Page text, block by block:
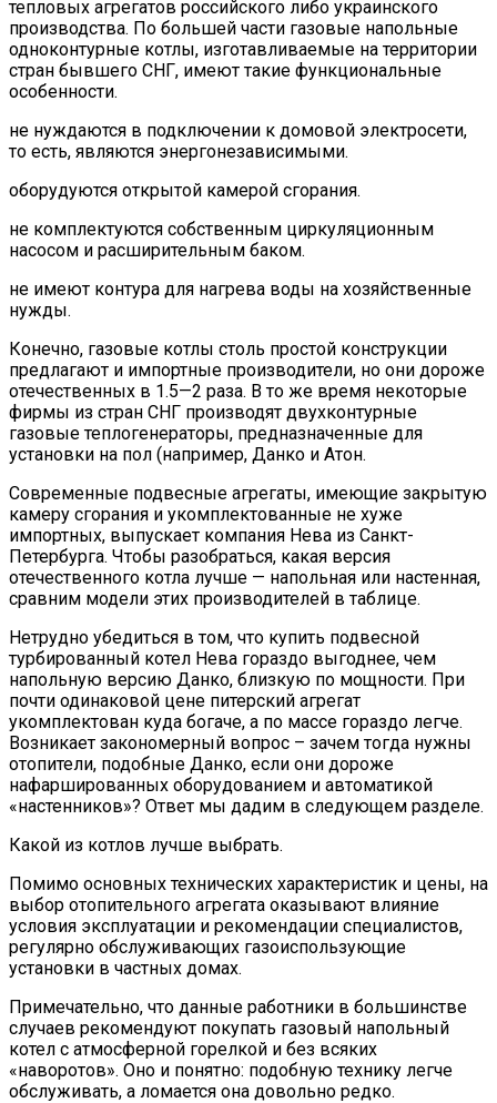
тепловых агрегатов российского либо украинского
производства. По большей части газовые напольные
одноконтурные котлы, изготавливаемые на территории
стран бывшего СНГ, имеют такие функциональные
особенности.
не нуждаются в подключении к домовой электросети,
то есть, являются энергонезависимыми.
оборудуются открытой камерой сгорания.
не комплектуются собственным циркуляционным
насосом и расширительным баком.
не имеют контура для нагрева воды на хозяйственные
нужды.
Конечно, газовые котлы столь простой конструкции
предлагают и импортные производители, но они дороже
отечественных в 1.5—2 раза. В то же время некоторые
фирмы из стран СНГ производят двухконтурные
газовые теплогенераторы, предназначенные для
установки на пол (например, Данко и Атон.
Современные подвесные агрегаты, имеющие закрытую
камеру сгорания и укомплектованные не хуже
импортных, выпускает компания Нева из Санкт-
Петербурга. Чтобы разобраться, какая версия
отечественного котла лучше — напольная или настенная,
сравним модели этих производителей в таблице.
Нетрудно убедиться в том, что купить подвесной
турбированный котел Нева гораздо выгоднее, чем
напольную версию Данко, близкую по мощности. При
почти одинаковой цене питерский агрегат
укомплектован куда богаче, а по массе гораздо легче.
Возникает закономерный вопрос – зачем тогда нужны
отопители, подобные Данко, если они дороже
нафаршированных оборудованием и автоматикой
«настенников»? Ответ мы дадим в следующем разделе.
Какой из котлов лучше выбрать.
Помимо основных технических характеристик и цены, на
выбор отопительного агрегата оказывают влияние
условия эксплуатации и рекомендации специалистов,
регулярно обслуживающих газоиспользующие
установки в частных домах.
Примечательно, что данные работники в большинстве
случаев рекомендуют покупать газовый напольный
котел с атмосферной горелкой и без всяких
«наворотов». Оно и понятно: подобную технику легче
обслуживать, а ломается она довольно редко.